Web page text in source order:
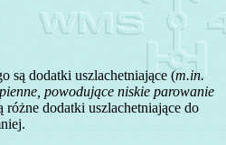
są dodatki uszlachetniające (m.in.
powodujące niskie parowanie
dodatki uszlachetniające do